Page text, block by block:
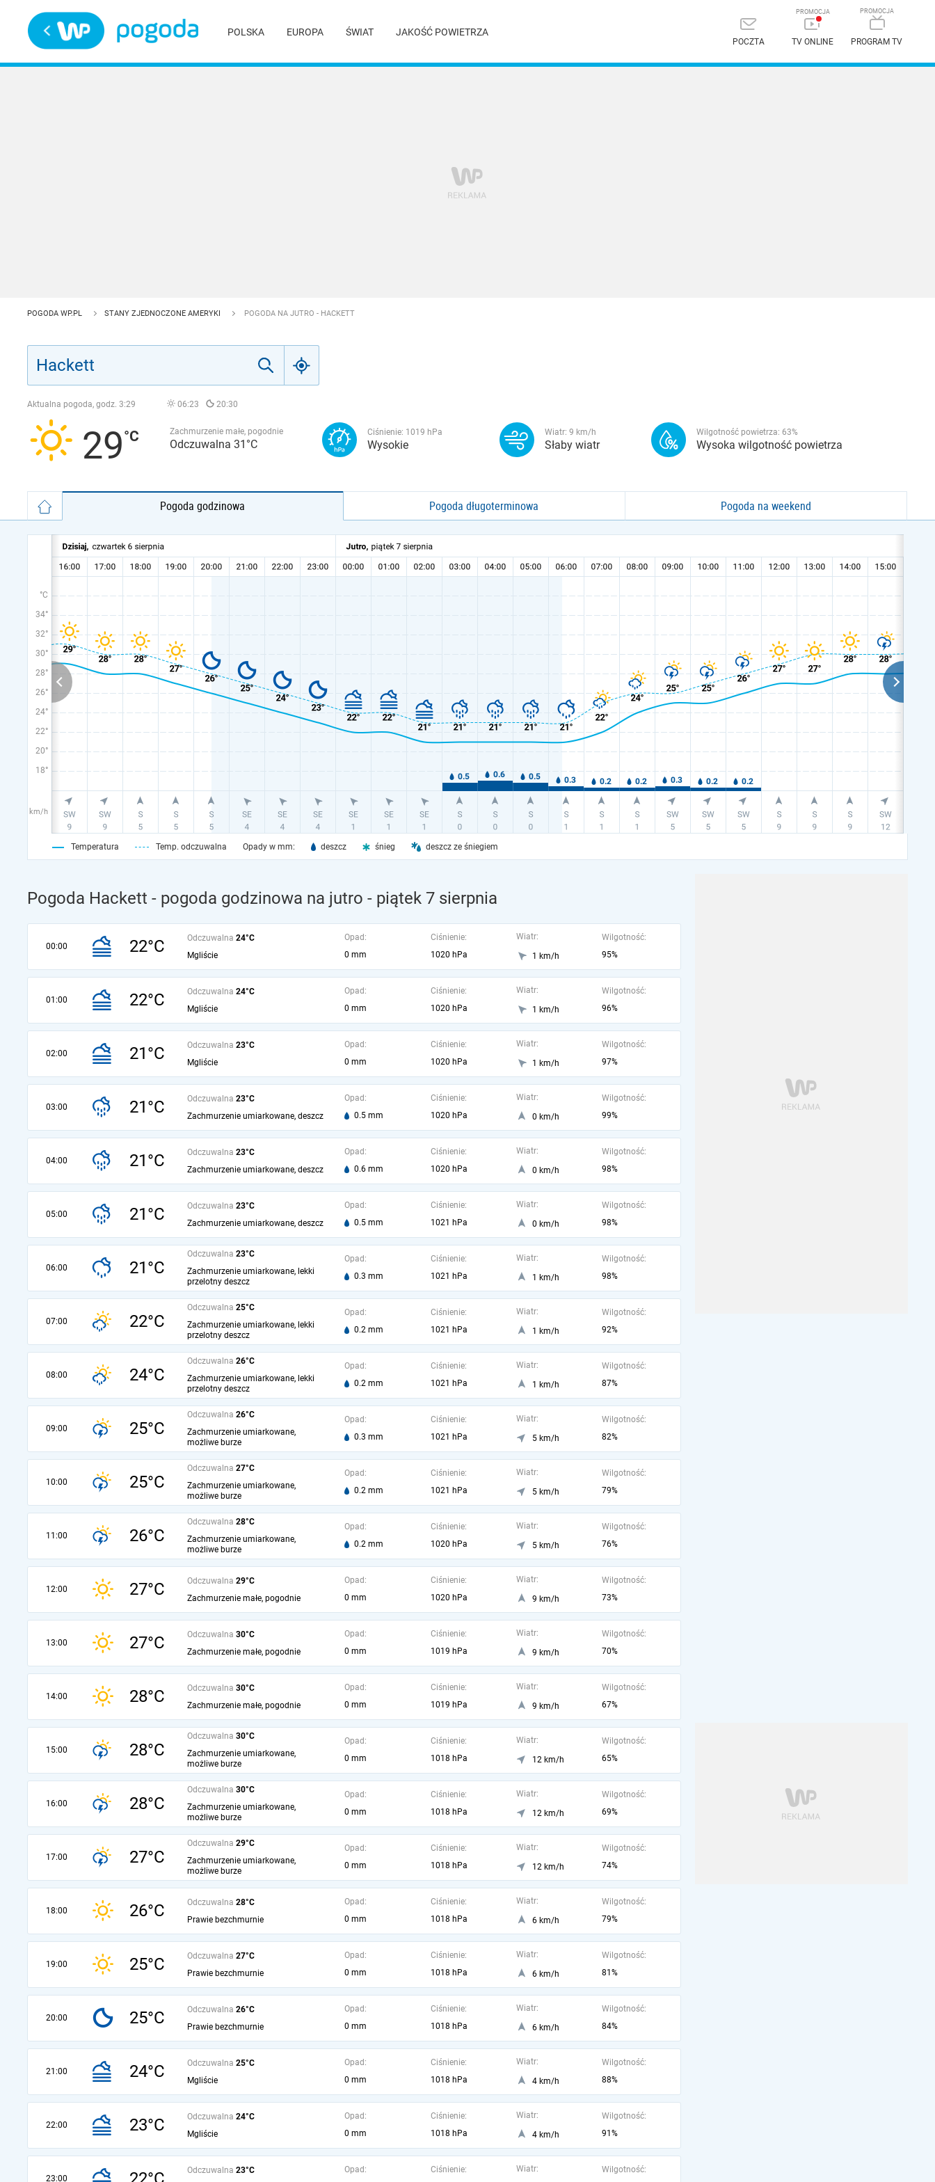
POLSKA EUROPA ŚWIAT JAKOŚĆ POWIETRZA
POCZTA TV ONLINE PROGRAM TV
POGODA WP.PL STANY ZJEDNOCZONE AMERYKI POGODA NA JUTRO - HACKETT
Aktualna pogoda, godz. 3:29 06:23 20:30
29 Zachmurzenie małe, pogodnie
Odczuwalna 31°C
Ciśnienie: 1019 hPa
Wysokie
Wiatr: 9 km/h
Słaby wiatr
Wilgotność powietrza: 63%
Wysoka wilgotność powietrza
Pogoda godzinowa Pogoda długoterminowa Pogoda na weekend
°C
34°
32°
30°
28°
26°
24°
22°
20°
18°
km/h
Temperatura Temp. odczuwalna Opady w mm: deszcz śnieg deszcz ze śniegiem
Pogoda Hackett - pogoda godzinowa na jutro - piątek 7 sierpnia
00:00 22°C Odczuwalna 24°C
Mgliście
Opad:
0 mm
Ciśnienie:
1020 hPa
Wiatr:
1 km/h
Wilgotność:
95%
01:00 22°C Odczuwalna 24°C
Mgliście
Opad:
0 mm
Ciśnienie:
1020 hPa
Wiatr:
1 km/h
Wilgotność:
96%
02:00 21°C Odczuwalna 23°C
Mgliście
Opad:
0 mm
Ciśnienie:
1020 hPa
Wiatr:
1 km/h
Wilgotność:
97%
03:00 21°C Odczuwalna 23°C
Zachmurzenie umiarkowane, deszcz
Opad:
0.5 mm
Ciśnienie:
1020 hPa
Wiatr:
0 km/h
Wilgotność:
99%
04:00 21°C Odczuwalna 23°C
Zachmurzenie umiarkowane, deszcz
Opad:
0.6 mm
Ciśnienie:
1020 hPa
Wiatr:
0 km/h
Wilgotność:
98%
05:00 21°C Odczuwalna 23°C
Zachmurzenie umiarkowane, deszcz
Opad:
0.5 mm
Ciśnienie:
1021 hPa
Wiatr:
0 km/h
Wilgotność:
98%
06:00 21°C
Odczuwalna 23°C
Zachmurzenie umiarkowane, lekki
przelotny deszcz
Opad:
0.3 mm
Ciśnienie:
1021 hPa
Wiatr:
1 km/h
Wilgotność:
98%
07:00 22°C
Odczuwalna 25°C
Zachmurzenie umiarkowane, lekki
przelotny deszcz
Opad:
0.2 mm
Ciśnienie:
1021 hPa
Wiatr:
1 km/h
Wilgotność:
92%
08:00 24°C
Odczuwalna 26°C
Zachmurzenie umiarkowane, lekki
przelotny deszcz
Opad:
0.2 mm
Ciśnienie:
1021 hPa
Wiatr:
1 km/h
Wilgotność:
87%
09:00 25°C
Odczuwalna 26°C
Zachmurzenie umiarkowane,
możliwe burze
Opad:
0.3 mm
Ciśnienie:
1021 hPa
Wiatr:
5 km/h
Wilgotność:
82%
10:00 25°C
Odczuwalna 27°C
Zachmurzenie umiarkowane,
możliwe burze
Opad:
0.2 mm
Ciśnienie:
1021 hPa
Wiatr:
5 km/h
Wilgotność:
79%
11:00 26°C
Odczuwalna 28°C
Zachmurzenie umiarkowane,
możliwe burze
Opad:
0.2 mm
Ciśnienie:
1020 hPa
Wiatr:
5 km/h
Wilgotność:
76%
12:00 27°C Odczuwalna 29°C
Zachmurzenie małe, pogodnie
Opad:
0 mm
Ciśnienie:
1020 hPa
Wiatr:
9 km/h
Wilgotność:
73%
13:00 27°C Odczuwalna 30°C
Zachmurzenie małe, pogodnie
Opad:
0 mm
Ciśnienie:
1019 hPa
Wiatr:
9 km/h
Wilgotność:
70%
14:00 28°C Odczuwalna 30°C
Zachmurzenie małe, pogodnie
Opad:
0 mm
Ciśnienie:
1019 hPa
Wiatr:
9 km/h
Wilgotność:
67%
15:00 28°C
Odczuwalna 30°C
Zachmurzenie umiarkowane,
możliwe burze
Opad:
0 mm
Ciśnienie:
1018 hPa
Wiatr:
12 km/h
Wilgotność:
65%
16:00 28°C
Odczuwalna 30°C
Zachmurzenie umiarkowane,
możliwe burze
Opad:
0 mm
Ciśnienie:
1018 hPa
Wiatr:
12 km/h
Wilgotność:
69%
17:00 27°C
Odczuwalna 29°C
Zachmurzenie umiarkowane,
możliwe burze
Opad:
0 mm
Ciśnienie:
1018 hPa
Wiatr:
12 km/h
Wilgotność:
74%
18:00 26°C Odczuwalna 28°C
Prawie bezchmurnie
Opad:
0 mm
Ciśnienie:
1018 hPa
Wiatr:
6 km/h
Wilgotność:
79%
19:00 25°C Odczuwalna 27°C
Prawie bezchmurnie
Opad:
0 mm
Ciśnienie:
1018 hPa
Wiatr:
6 km/h
Wilgotność:
81%
20:00 25°C Odczuwalna 26°C
Prawie bezchmurnie
Opad:
0 mm
Ciśnienie:
1018 hPa
Wiatr:
6 km/h
Wilgotność:
84%
21:00 24°C Odczuwalna 25°C
Mgliście
Opad:
0 mm
Ciśnienie:
1018 hPa
Wiatr:
4 km/h
Wilgotność:
88%
22:00 23°C Odczuwalna 24°C
Mgliście
Opad:
0 mm
Ciśnienie:
1018 hPa
Wiatr:
4 km/h
Wilgotność:
91%
23:00
Odczuwalna 23°C
Opad:
Ciśnienie:
Wiatr:
Wilgotność: